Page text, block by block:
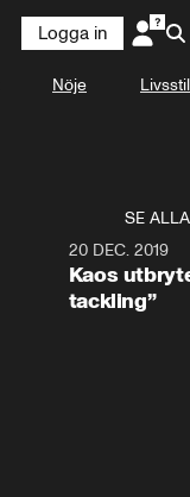
Logga in
Nöje Livsstil
SE ALLA
20 DEC. 2019
Kaos
tackling”